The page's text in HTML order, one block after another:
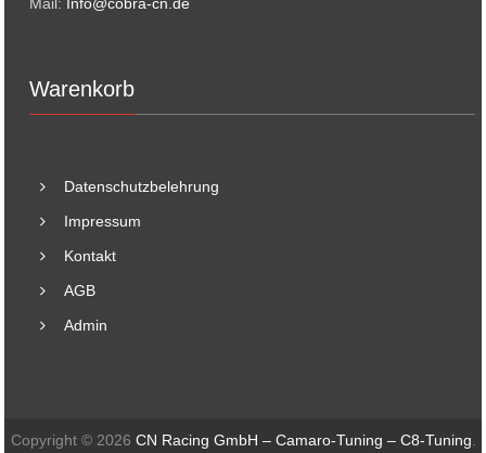
Warenkorb
Datenschutzbelehrung
Impressum
Kontakt
AGB
Admin
Copyright © 2026 CN Racing GmbH – Camaro-Tuning – C8-Tuning